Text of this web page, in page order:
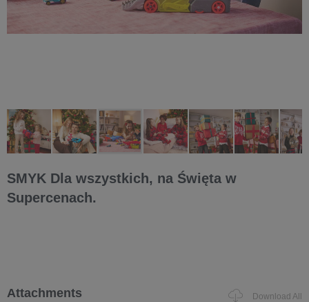
SMYK Dla wszystkich, na Święta w
Supercenach.
Attachments Download All